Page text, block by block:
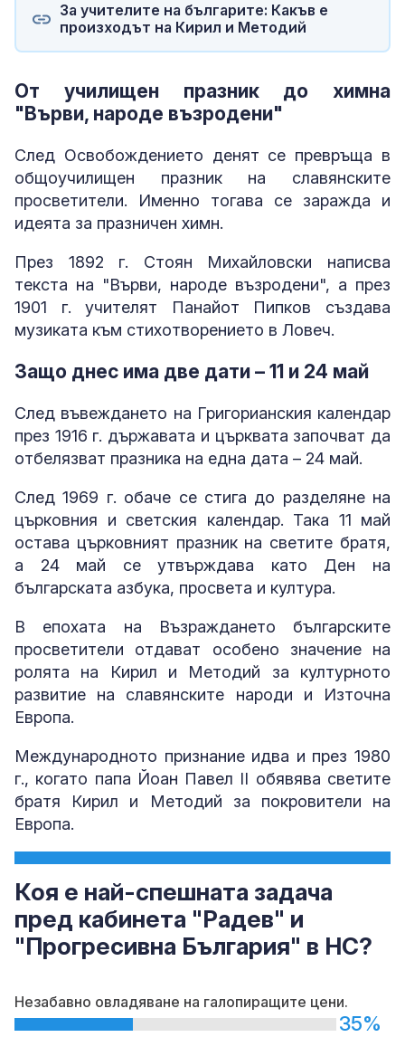
За учителите на българите: Какъв е
произходът на Кирил и Методий
От училищен празник до химна
"Върви, народе възродени"
След Освобождението денят се превръща в
общоучилищен празник на славянските
просветители. Именно тогава се заражда и
идеята за празничен химн.
През 1892 г. Стоян Михайловски написва
текста на "Върви, народе възродени", а през
1901 г. учителят Панайот Пипков създава
музиката към стихотворението в Ловеч.
Защо днес има две дати – 11 и 24 май
След въвеждането на Григорианския календар
през 1916 г. държавата и църквата започват да
отбелязват празника на една дата – 24 май.
След 1969 г. обаче се стига до разделяне на
църковния и светския календар. Така 11 май
остава църковният празник на светите братя,
а 24 май се утвърждава като Ден на
българската азбука, просвета и култура.
В епохата на Възраждането българските
просветители отдават особено значение на
ролята на Кирил и Методий за културното
развитие на славянските народи и Източна
Европа.
Международното признание идва и през 1980
г., когато папа Йоан Павел II обявява светите
братя Кирил и Методий за покровители на
Европа.
Коя е най-спешната задача
пред кабинета "Радев" и
"Прогресивна България" в НС?
Незабавно овладяване на галопиращите цени.
35%